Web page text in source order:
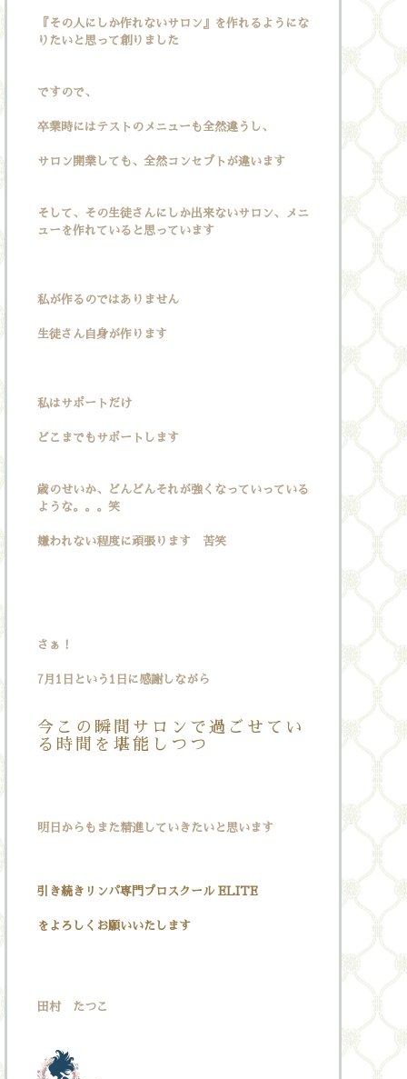
『その人にしか作れないサロン』を作れるようにな
りたいと思って創りました
ですので、
卒業時にはテストのメニューも全然違うし、
サロン開業しても、全然コンセプトが違います
そして、その生徒さんにしか出来ないサロン、メニ
ューを作れていると思っています
私が作るのではありません
生徒さん自身が作ります
私はサポートだけ
どこまでもサポートします
歳のせいか、どんどんそれが強くなっていっている
ような。。。笑
嫌われない程度に頑張ります 苦笑
さぁ！
7月1日という1日に感謝しながら
今この瞬間サロンで過ごせてい
る時間を堪能しつつ
明日からもまた精進していきたいと思います
引き続きリンパ専門プロスクール ELITE
をよろしくお願いいたします
田村 たつこ